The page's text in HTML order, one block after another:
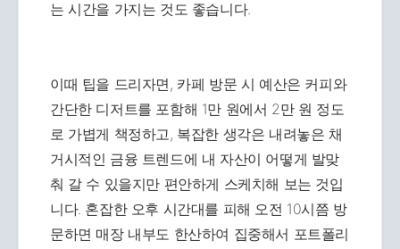
는 시간을 가지는 것도 좋습니다.
이때 팁을 드리자면, 카페 방문 시 예산은 커피와
간단한 디저트를 포함해 1만 원에서 2만 원 정도
로 가볍게 책정하고, 복잡한 생각은 내려놓은 채
거시적인 금융 트렌드에 내 자산이 어떻게 발맞
춰 갈 수 있을지만 편안하게 스케치해 보는 것입
니다. 혼잡한 오후 시간대를 피해 오전 10시쯤 방
문하면 매장 내부도 한산하여 집중해서 포트폴리